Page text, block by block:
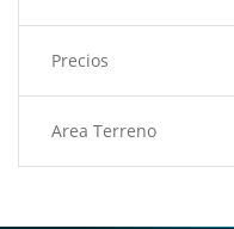
Precios
Area Terreno